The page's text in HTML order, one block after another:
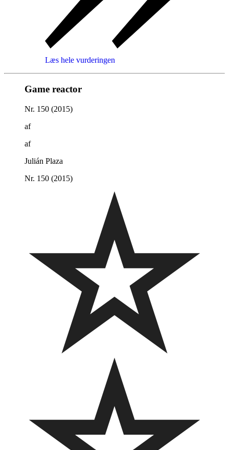
Læs hele vurderingen
Game reactor
Nr. 150 (2015)
af
af
Julián Plaza
Nr. 150 (2015)